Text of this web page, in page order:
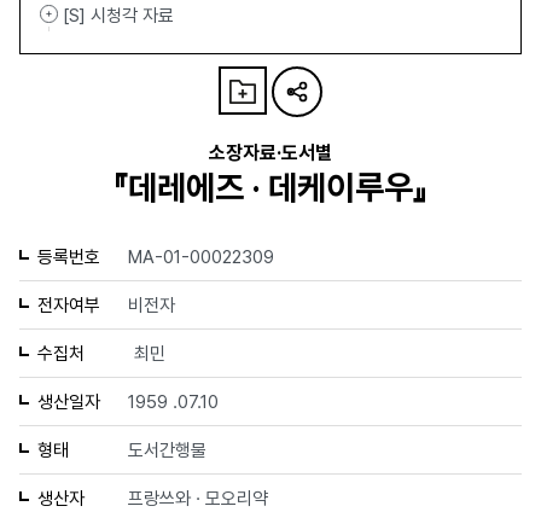
[S] 시청각 자료
소장자료·도서별
『데레에즈 · 데케이루우』
등록번호 MA-01-00022309
전자여부 비전자
수집처 최민
생산일자 1959 .07.10
형태 도서간행물
생산자 프랑쓰와 · 모오리약